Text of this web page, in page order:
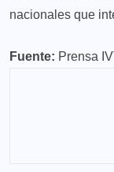
nacionales que
Fuente: Prensa